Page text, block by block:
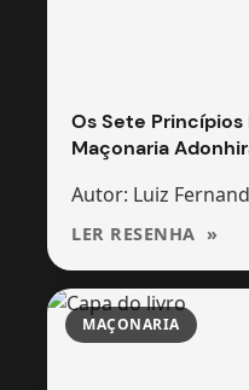
Os Sete
Maçonaria
Autor: Luiz
LER RESENHA
MAÇONARIA